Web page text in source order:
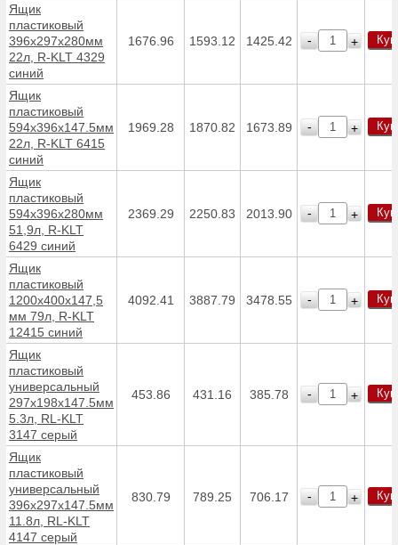
Ящик
пластиковый
396x297x280мм
22л, R-KLT 4329
синий
1676.96 1593.12 1425.42 - +
Ящик
пластиковый
594x396х147.5мм
22л, R-KLT 6415
синий
1969.28 1870.82 1673.89 - +
Ящик
пластиковый
594х396х280мм
51,9л, R-KLT
6429 синий
2369.29 2250.83 2013.90 - +
Ящик
пластиковый
1200х400х147,5
мм 79л, R-KLT
12415 синий
4092.41 3887.79 3478.55 - +
Ящик
пластиковый
универсальный
297х198х147.5мм
5.3л, RL-KLT
3147 серый
453.86 431.16 385.78 - +
Ящик
пластиковый
универсальный
396х297х147.5мм
11.8л, RL-KLT
4147 серый
830.79 789.25 706.17 - +